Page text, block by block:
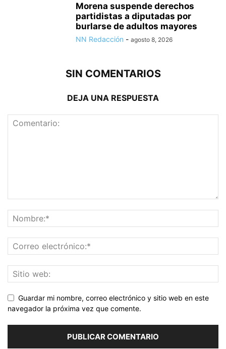
Morena suspende derechos
partidistas a diputadas por
burlarse de adultos mayores
NN Redacción - agosto 8, 2026
SIN COMENTARIOS
DEJA UNA RESPUESTA
Guardar mi nombre, correo electrónico y sitio web en este
navegador la próxima vez que comente.